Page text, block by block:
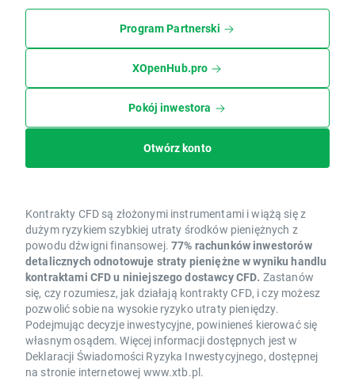
Program Partnerski
XOpenHub.pro
Pokój inwestora
Otwórz konto
Kontrakty CFD są złożonymi instrumentami i wiążą się z
dużym ryzykiem szybkiej utraty środków pieniężnych z
powodu dźwigni finansowej. 77% rachunków inwestorów
detalicznych odnotowuje straty pieniężne w wyniku handlu
kontraktami CFD u niniejszego dostawcy CFD. Zastanów
się, czy rozumiesz, jak działają kontrakty CFD, i czy możesz
pozwolić sobie na wysokie ryzyko utraty pieniędzy.
Podejmując decyzje inwestycyjne, powinieneś kierować się
własnym osądem. Więcej informacji dostępnych jest w
Deklaracji Świadomości Ryzyka Inwestycyjnego, dostępnej
na stronie internetowej www.xtb.pl.